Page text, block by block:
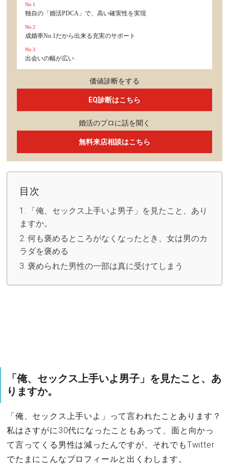
驚き
No.1
独自の「婚活PDCA」で、高い確実性を実現
No.2
成婚率No.1だから出来る充実のサポート
No.3
出会いの幅が広い
価値診断をする
EQ診断はこちら
婚活のプロに話を聞く
無料来店相談はこちら
目次
「俺、セックス上手いよ男子」を見たこと、あり
ますか。
何も褒めるところがなくなったとき、女は男のカ
ラダを褒める
褒められた男性の一部は真に受けてしまう
「俺、セックス上手いよ男子」を見たこと、あ
りますか。
「俺、セックス上手いよ」って言われたことあります？
私はさすがに30代になったこともあって、面と向かっ
て言ってくる男性は減ったんですが、それでもTwitter
でたまにこんなプロフィールと出くわします。